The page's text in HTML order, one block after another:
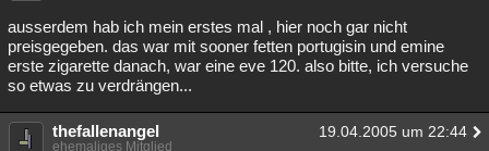
ausserdem hab ich mein erstes mal , hier noch gar nicht
preisgegeben. das war mit sooner fetten portugisin und emine
erste zigarette danach, war eine eve 120. also bitte, ich versuche
so etwas zu verdrängen...
thefallenangel 19.04.2005 um 22:44
ehemaliges Mitglied